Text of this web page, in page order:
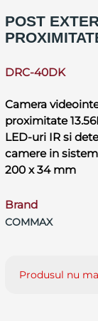
POST
DRC-40DK
Camera
proximitate
LED-uri IR si
camere in
200 x 34 mm
Brand
COMMAX
Produsul nu